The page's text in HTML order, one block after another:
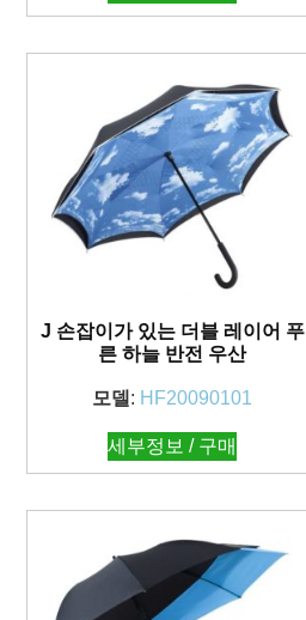
J 손잡이가 있는 더블 레이어 푸
른 하늘 반전 우산
모델 : HF20090101
세부정보 / 구매